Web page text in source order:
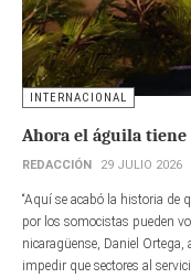
INTERNACIONAL
Ahora el águila tiene
REDACCIÓN 29 JULIO 2026
“Aquí se acabó la historia de
por los somocistas pueden
nicaragüense, Daniel
impedir que sectores al